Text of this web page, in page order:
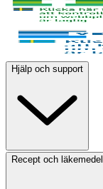
Hjälp och support
Recept och läkemedel